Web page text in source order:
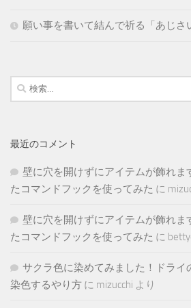
願い事を書いて結んで祈る「あじさ
検
索:
最近のコメント
壁に穴を開けずにアイテムが飾れま
たコマンドフックを使ってみた に
壁に穴を開けずにアイテムが飾れま
たコマンドフックを使ってみた に
サクラ色に染めてみました！ドライ
染色するやり方 に mizucchi より